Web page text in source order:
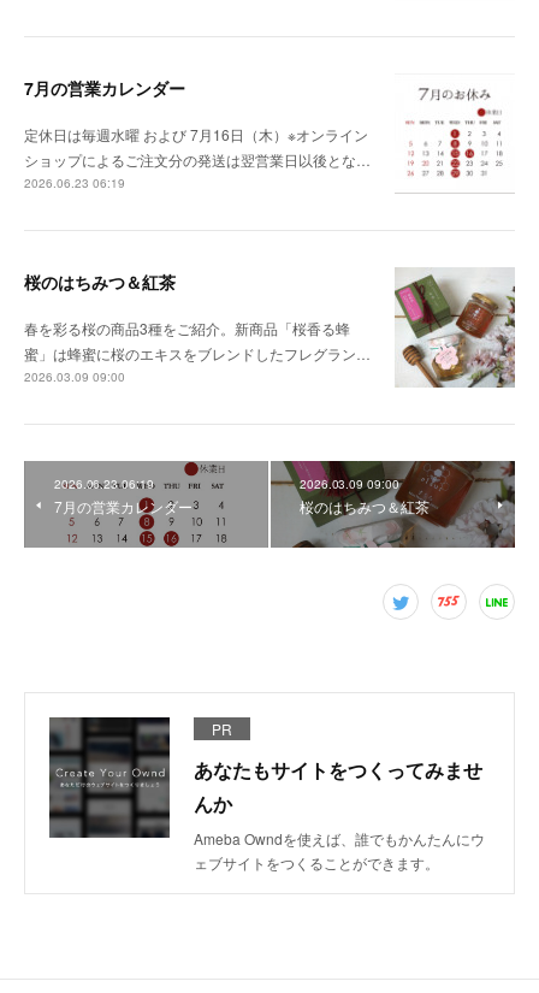
7月の営業カレンダー
定休日は毎週水曜 および 7月16日（木）※オンライン
ショップによるご注文分の発送は翌営業日以後とな…
2026.06.23 06:19
桜のはちみつ＆紅茶
春を彩る桜の商品3種をご紹介。新商品「桜香る蜂
蜜」は蜂蜜に桜のエキスをブレンドしたフレグラン…
2026.03.09 09:00
2026.06.23 06:19
7月の営業カレンダー
2026.03.09 09:00
桜のはちみつ＆紅茶
PR
あなたもサイトをつくってみませ
んか
Ameba Owndを使えば、誰でもかんたんにウ
ェブサイトをつくることができます。